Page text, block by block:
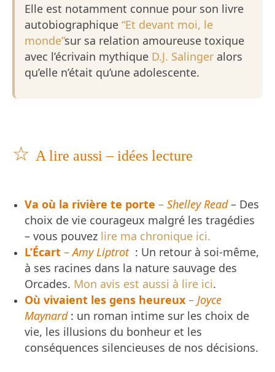
Elle est notamment connue pour son livre
autobiographique “Et devant moi, le
monde”sur sa relation amoureuse toxique
avec l’écrivain mythique D.J. Salinger alors
qu’elle n’était qu’une adolescente.
☆ A lire aussi – idées lecture
Va où la rivière te porte – Shelley Read– Des
choix de vie courageux malgré les tragédies
– vous pouvez lire ma chronique ici.
L’Écart –Amy Liptrot: Un retour à soi-même,
à ses racines dans la nature sauvage des
Orcades. Mon avis est aussi à lire ici.
Où vivaient les gens heureux – Joyce
Maynard: un roman intime sur les choix de
vie, les illusions du bonheur et les
conséquences silencieuses de nos décisions.